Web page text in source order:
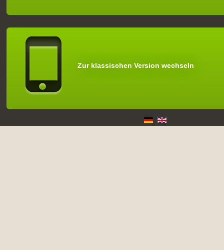
Zur klassischen Version wechseln